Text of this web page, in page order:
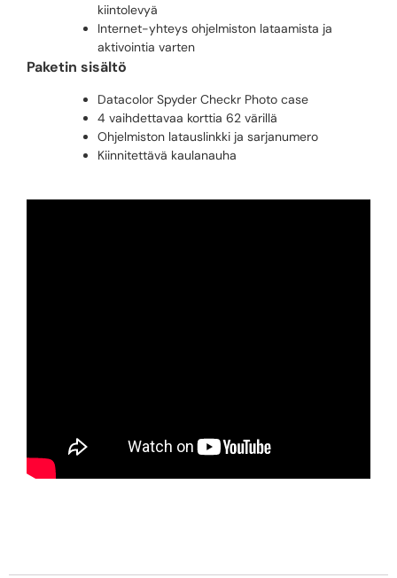
kiintolevyä
Internet-yhteys ohjelmiston lataamista ja
aktivointia varten
Paketin sisältö
Datacolor Spyder Checkr Photo case
4 vaihdettavaa korttia 62 värillä
Ohjelmiston latauslinkki ja sarjanumero
Kiinnitettävä kaulanauha